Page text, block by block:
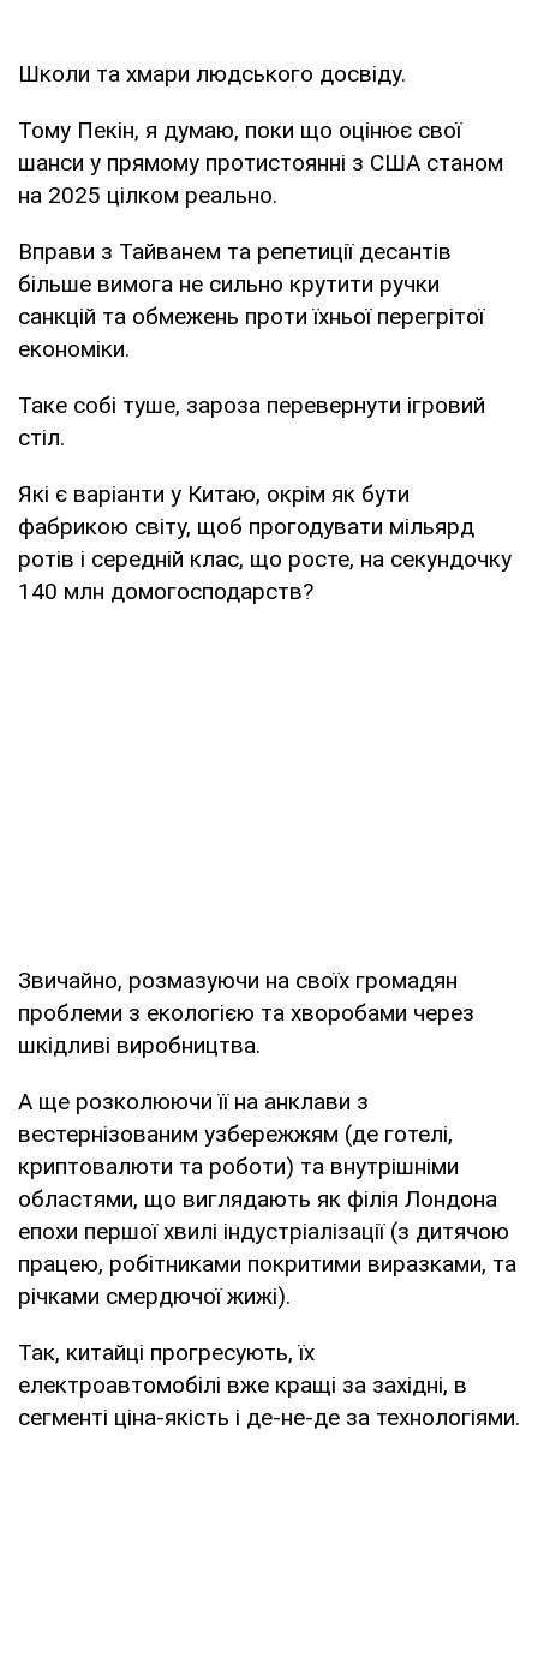
Школи та хмари людського досвіду.
Тому Пекін, я думаю, поки що оцінює свої
шанси у прямому протистоянні з США станом
на 2025 цілком реально.
Вправи з Тайванем та репетиції десантів
більше вимога не сильно крутити ручки
санкцій та обмежень проти їхньої перегрітої
економіки.
Таке собі туше, зароза перевернути ігровий
стіл.
Які є варіанти у Китаю, окрім як бути
фабрикою світу, щоб прогодувати мільярд
ротів і середній клас, що росте, на секундочку
140 млн домогосподарств?
Звичайно, розмазуючи на своїх громадян
проблеми з екологією та хворобами через
шкідливі виробництва.
А ще розколюючи її на анклави з
вестернізованим узбережжям (де готелі,
криптовалюти та роботи) та внутрішніми
областями, що виглядають як філія Лондона
епохи першої хвилі індустріалізації (з дитячою
працею, робітниками покритими виразками, та
річками смердючої жижі).
Так, китайці прогресують, їх
електроавтомобілі вже кращі за західні, в
сегменті ціна-якість і де-не-де за технологіями.